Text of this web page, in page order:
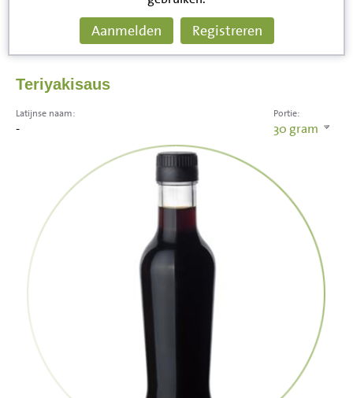
Aanmelden Registreren
Teriyakisaus
Portie:
30 gram
Latijnse naam:
-